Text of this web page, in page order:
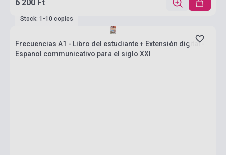
6 200 Ft
Stock: 1-10 copies
Frecuencias A1 - Libro del estudiante + Extensión digital -
Espanol communicativo para el siglo XXI